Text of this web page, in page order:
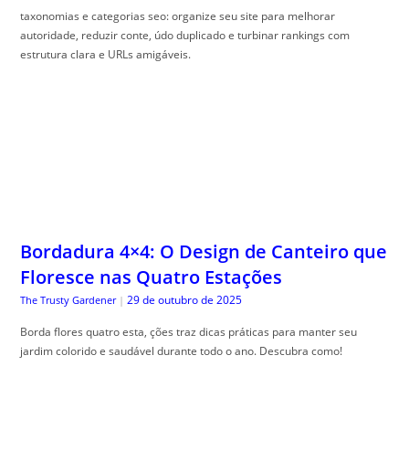
taxonomias e categorias seo: organize seu site para melhorar
autoridade, reduzir conte, údo duplicado e turbinar rankings com
estrutura clara e URLs amigáveis.
Bordadura 4×4: O Design de Canteiro que
Floresce nas Quatro Estações
The Trusty Gardener | 29 de outubro de 2025
Borda flores quatro esta, ções traz dicas práticas para manter seu
jardim colorido e saudável durante todo o ano. Descubra como!